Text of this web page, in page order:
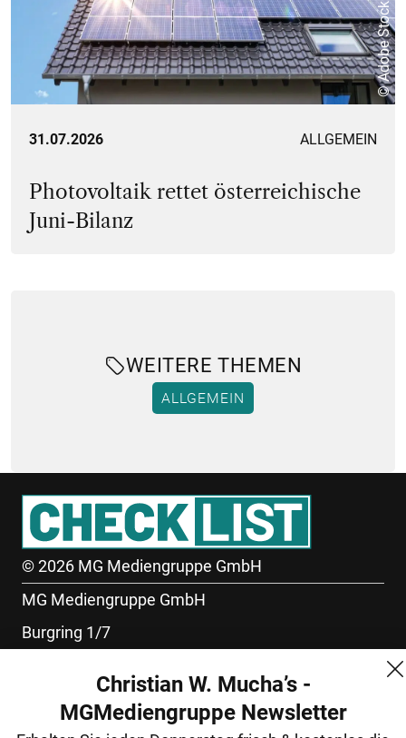
© Adobe Stock
31.07.2026 ALLGEMEIN
Photovoltaik rettet österreichische
Juni-Bilanz
WEITERE THEMEN
ALLGEMEIN
© 2026 MG Mediengruppe GmbH
MG Mediengruppe GmbH
Burgring 1/7
+43 (1) 522 14 14
office@mgmedien.at
Christian W. Mucha’s -
MGMediengruppe Newsletter